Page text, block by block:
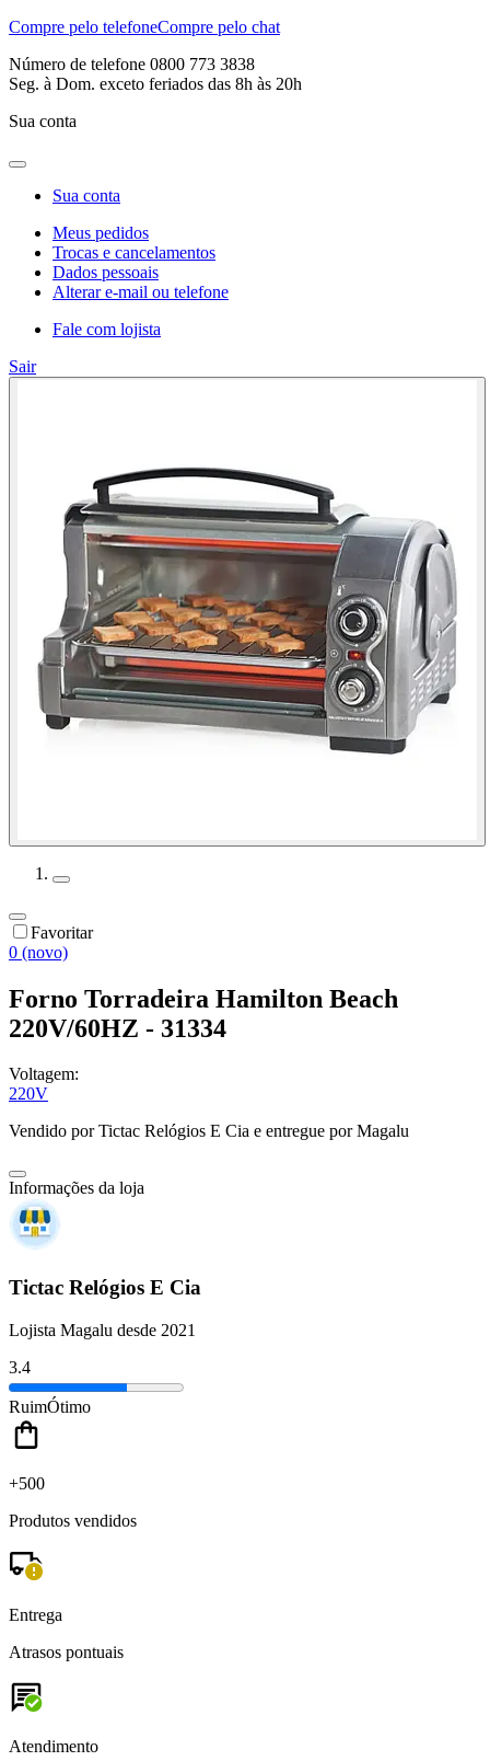
Compre pelo telefoneCompre pelo chat
Número de telefone 0800 773 3838
Seg. à Dom. exceto feriados das 8h às 20h
Sua conta
Sua conta
Meus pedidos
Trocas e cancelamentos
Dados pessoais
Alterar e-mail ou telefone
Fale com lojista
Sair
Favoritar
0 (novo)
Forno Torradeira Hamilton Beach
220V/60HZ - 31334
Voltagem:
220V
Vendido porTictac Relógios E Cia e entregue por Magalu
Informações da loja
Tictac Relógios E Cia
Lojista Magalu desde 2021
3.4
RuimÓtimo
+500
Produtos vendidos
Entrega
Atrasos pontuais
Atendimento